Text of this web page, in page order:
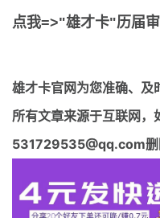
点我=>"雄才卡"历届
雄才卡官网为您准确、及
所有文章来源于互联网，
531729535@qq.com删